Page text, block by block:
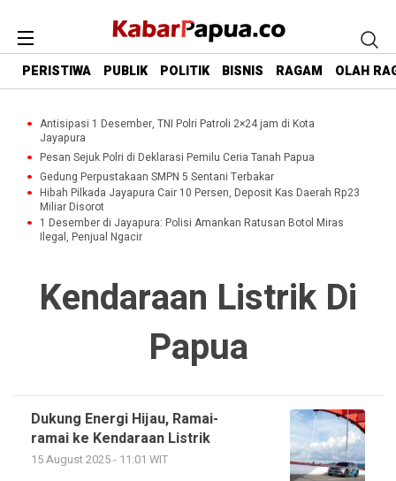
PERISTIWA PUBLIK POLITIK BISNIS RAGAM OLAH
Antisipasi 1 Desember, TNI Polri Patroli 2×24 jam di Kota
Jayapura
Pesan Sejuk Polri di Deklarasi Pemilu Ceria Tanah Papua
Gedung Perpustakaan SMPN 5 Sentani Terbakar
Hibah Pilkada Jayapura Cair 10 Persen, Deposit Kas Daerah Rp23
Miliar Disorot
1 Desember di Jayapura: Polisi Amankan Ratusan Botol Miras
Ilegal, Penjual Ngacir
Kendaraan Listrik Di
Papua
Dukung Energi Hijau, Ramai-
ramai ke Kendaraan Listrik
15 August 2025 - 11:01 WIT